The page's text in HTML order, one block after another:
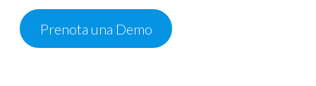
Prenota una Demo